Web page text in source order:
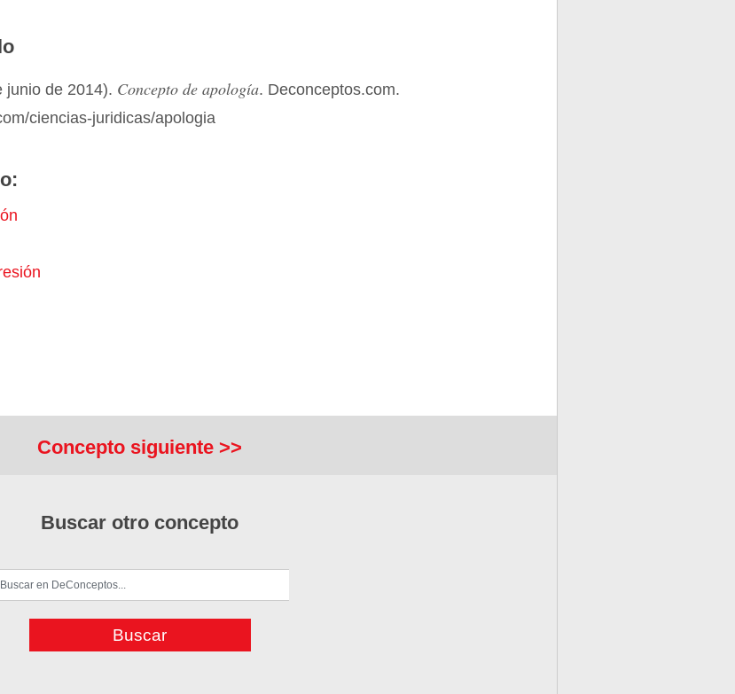
junio de 2014). Concepto de apología. Deconceptos.com.
ciencias-juridicas/apologia
Concepto siguiente >>
Buscar otro concepto